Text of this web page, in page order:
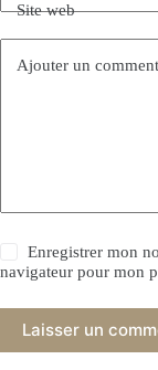
Site web
Ajouter un
Enregistrer mon
navigateur pour mon
Laisser un